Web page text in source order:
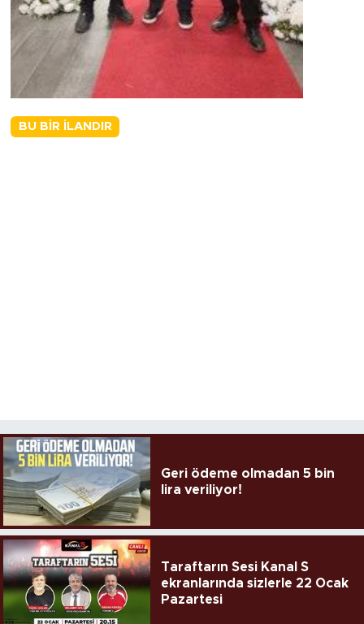
BU BIR İLANDIR
Geri ödeme olmadan 5 bin
lira veriliyor!
Taraftarın Sesi Kanal S
ekranlarında sizlerle 22 Ocak
Pazartesi